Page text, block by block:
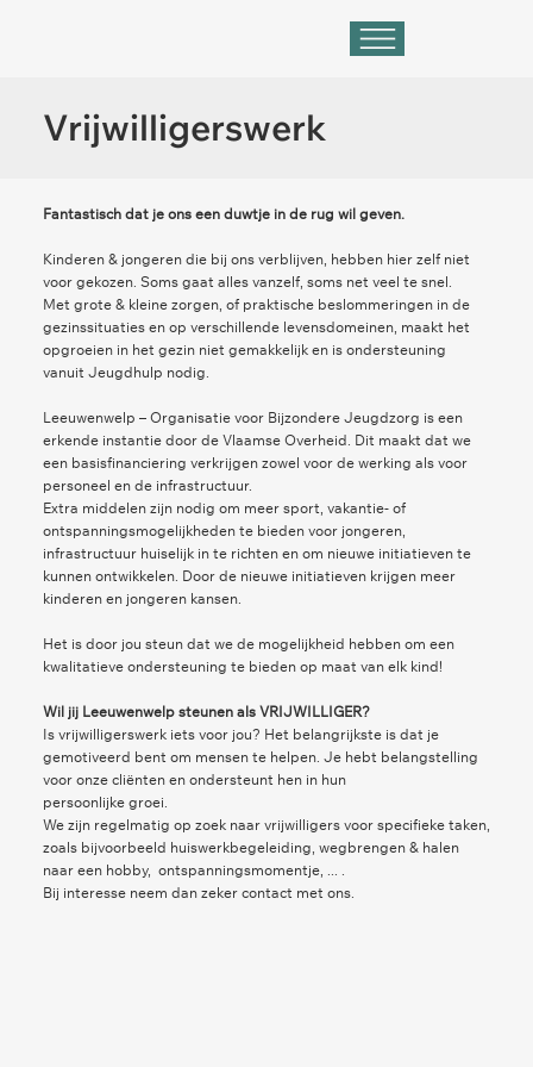
Vrijwilligerswerk
Fantastisch dat je ons een duwtje in de rug wil geven.
Kinderen & jongeren die bij ons verblijven, hebben hier zelf niet
voor gekozen. Soms gaat alles vanzelf, soms net veel te snel.
Met grote & kleine zorgen, of praktische beslommeringen in de
gezinssituaties en op verschillende levensdomeinen, maakt het
opgroeien in het gezin niet gemakkelijk en is ondersteuning
vanuit Jeugdhulp nodig.
Leeuwenwelp – Organisatie voor Bijzondere Jeugdzorg is een
erkende instantie door de Vlaamse Overheid. Dit maakt dat we
een basisfinanciering verkrijgen zowel voor de werking als voor
personeel en de infrastructuur.
Extra middelen zijn nodig om meer sport, vakantie- of
ontspanningsmogelijkheden te bieden voor jongeren,
infrastructuur huiselijk in te richten en om nieuwe initiatieven te
kunnen ontwikkelen. Door de nieuwe initiatieven krijgen meer
kinderen en jongeren kansen.
Het is door jou steun dat we de mogelijkheid hebben om een
kwalitatieve ondersteuning te bieden op maat van elk kind!
Wil jij Leeuwenwelp steunen als VRIJWILLIGER?
Is vrijwilligerswerk iets voor jou? Het belangrijkste is dat je
gemotiveerd bent om mensen te helpen. Je hebt belangstelling
voor onze cliënten en ondersteunt hen in hun
persoonlijke groei.
We zijn regelmatig op zoek naar vrijwilligers voor specifieke taken,
zoals bijvoorbeeld huiswerkbegeleiding, wegbrengen & halen
naar een hobby, ontspanningsmomentje, ... .
Bij interesse neem dan zeker contact met ons.